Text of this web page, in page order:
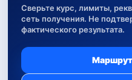
Сверьте курс, лимиты,
сеть получения. Не
фактического результата.